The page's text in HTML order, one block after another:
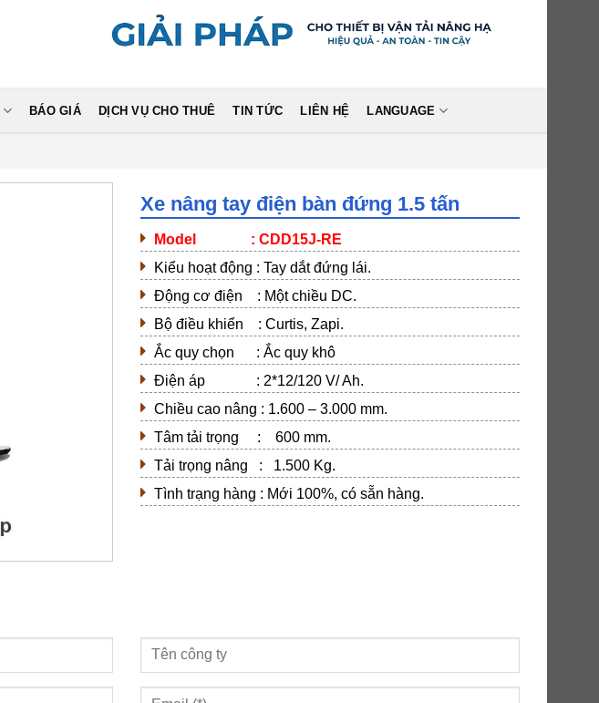
BÁO GIÁ DỊCH VỤ CHO THUÊ TIN TỨC LIÊN HỆ LANGUAGE
Xe nâng tay điện bàn đứng 1.5 tấn
Model : CDD15J-RE
Kiểu hoạt động : Tay dắt đứng lái.
Động cơ điện : Một chiều DC.
Bộ điều khiển : Curtis, Zapi.
Ắc quy chọn : Ắc quy khô
Điện áp : 2*12/120 V/ Ah.
Chiều cao nâng : 1.600 – 3.000 mm.
Tâm tải trọng : 600 mm.
Tải trọng nâng : 1.500 Kg.
Tình trạng hàng : Mới 100%, có sẵn hàng.